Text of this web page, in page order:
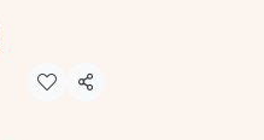
แชร์